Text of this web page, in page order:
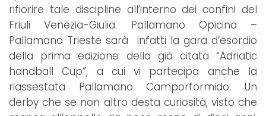
rifiorire tale discipline all’interno dei confini del
Friuli Venezia-Giulia. Pallamano Opicina –
Pallamano Trieste sarà infatti la gara d’esordio
della prima edizione della già citata “Adriatic
handball Cup”, a cui vi partecipa anche la
riassestata Pallamano Camporformido. Un
derby che se non altro desta curiosità, visto che